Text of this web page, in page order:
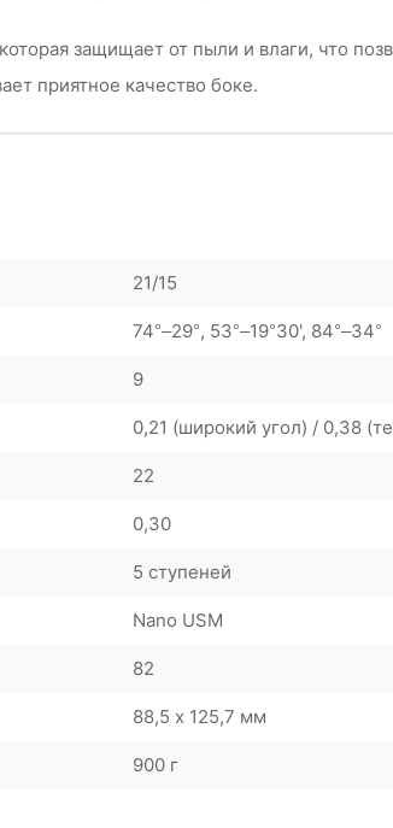
защищает от пыли и влаги, что
приятное качество боке.
21/15
74°–29°, 53°–19°30', 84°–34°
9
0,21 (широкий угол) / 0,38
22
0,30
5 ступеней
Nano USM
82
88,5 х 125,7 мм
900 г